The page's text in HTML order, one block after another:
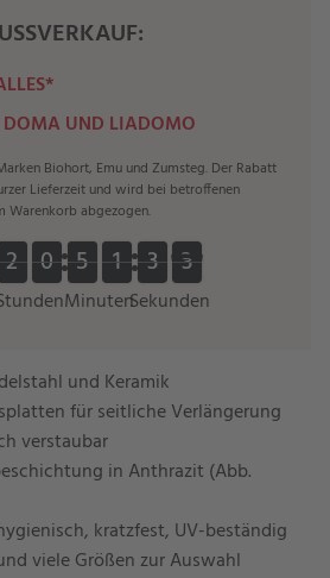
UND LIADOMO
Biohort, Emu und Zumsteg. Der Rabatt
Lieferzeit und wird bei betroffenen
Warenkorb abgezogen.
2
2
2
2 0
0
0
0
Minuten
5
5
5
5 1
1
1
1
Sekunden
3
3
3
3 1
2
2
1
und Keramik
für seitliche Verlängerung
verstaubar
in Anthrazit (Abb.
kratzfest, UV-beständig
viele Größen zur Auswahl